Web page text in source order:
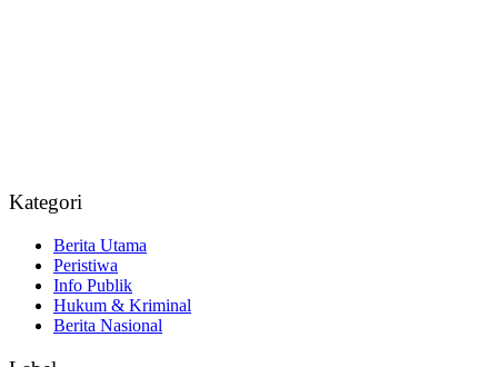
Kategori
Berita Utama
Peristiwa
Info Publik
Hukum & Kriminal
Berita Nasional